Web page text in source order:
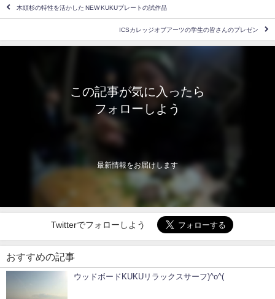
木頭杉の特性を活かした NEW KUKUプレートの試作品
ICSカレッジオブアーツの学生の皆さんのプレゼン
この記事が気に入ったら
フォローしよう
最新情報をお届けします
Twitterでフォローしよう
おすすめの記事
ウッドボードKUKUリラックスサーフ)^o^(